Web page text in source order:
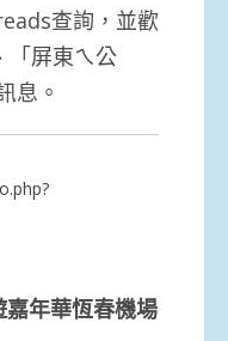
查詢，並歡
「屏東ㄟ公
息。
嘉年華恆春機場